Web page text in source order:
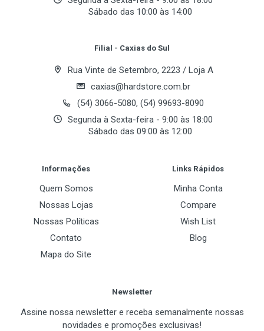
Sábado das 10:00 às 14:00
Filial - Caxias do Sul
Rua Vinte de Setembro, 2223 / Loja A
caxias@hardstore.com.br
(54) 3066-5080, (54) 99693-8090
Segunda à Sexta-feira - 9:00 às 18:00
Sábado das 09:00 às 12:00
Informações
Quem Somos
Nossas Lojas
Nossas Políticas
Contato
Mapa do Site
Links Rápidos
Minha Conta
Compare
Wish List
Blog
Newsletter
Assine nossa newsletter e receba semanalmente nossas
novidades e promoções exclusivas!